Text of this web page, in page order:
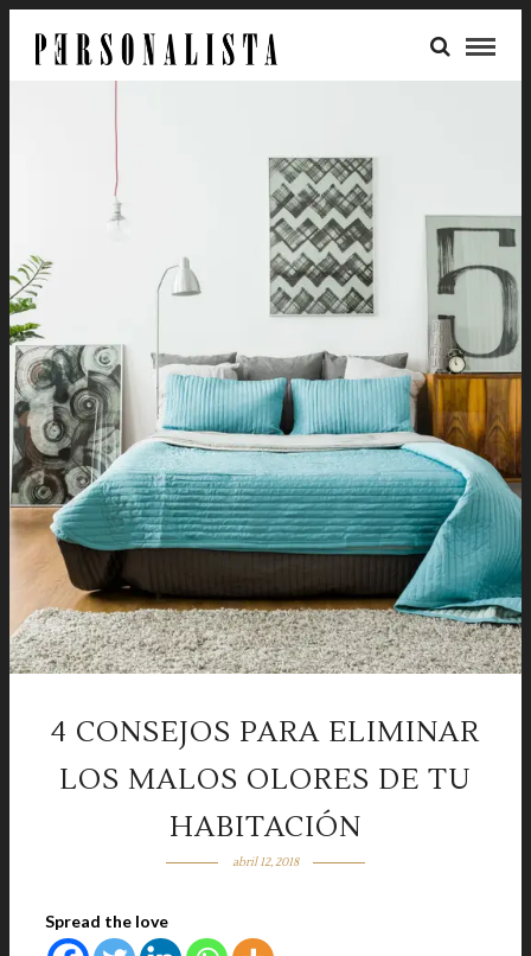
4 CONSEJOS PARA ELIMINAR
LOS MALOS OLORES DE TU
HABITACIÓN
abril 12, 2018
Spread the love